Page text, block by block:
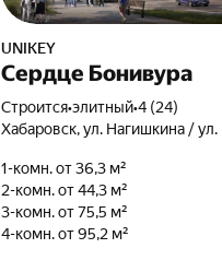
UNIKEY
Сердце Бонивура
Строится•элитный•4 (24)
Хабаровск, ул. Нагишкина /
1-комн. от 36,3 м²
2-комн. от 44,3 м²
3-комн. от 75,5 м²
4-комн. от 95,2 м²